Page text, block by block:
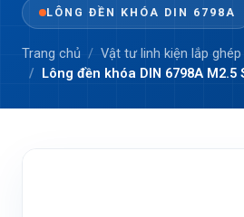
LÔNG ĐỀN KHÓA DIN 6798A
Trang chủ Vật tư linh kiện lắp
Lông đền khóa DIN 6798A M2.5